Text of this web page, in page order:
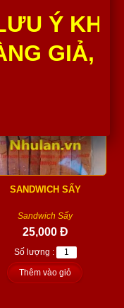
Thêm vào giỏ
SANDWICH SẤY
Sandwich Sấy
25,000 Đ
Số lượng :
Thêm vào giỏ
Ý
GIẢ,